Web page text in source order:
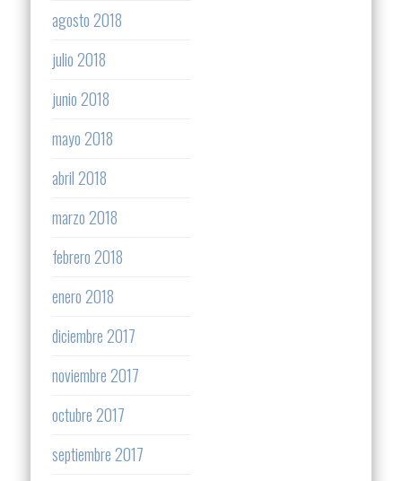
agosto 2018
julio 2018
junio 2018
mayo 2018
abril 2018
marzo 2018
febrero 2018
enero 2018
diciembre 2017
noviembre 2017
octubre 2017
septiembre 2017